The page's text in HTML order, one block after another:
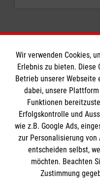
Informationen
Impressum
Datenschutz
Barrierefreiheit
Kontakt
Die Malteser
Malteser in
Wir verwenden Cookies,
Erlebnis zu bieten. Diese
Betrieb unserer
dabei, unsere
Funktionen
Erfolgskontrolle und
wie z.B. Google Ads,
zur Personalisierung von
entscheiden selbst,
möchten. Beachten
Zustimmung